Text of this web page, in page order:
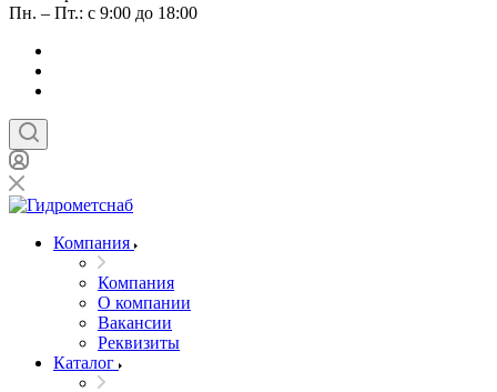
Пн. – Пт.: с 9:00 до 18:00
Компания
Компания
О компании
Вакансии
Реквизиты
Каталог